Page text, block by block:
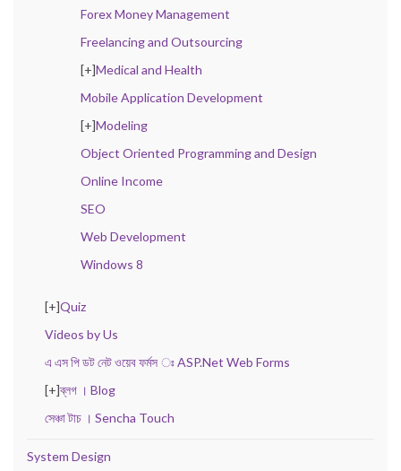
Forex Money Management
Freelancing and Outsourcing
[+]Medical and Health
Mobile Application Development
[+]Modeling
Object Oriented Programming and Design
Online Income
SEO
Web Development
Windows 8
[+]Quiz
Videos by Us
এ এস পি ডট নেট ওয়েব ফর্মস ঃ ASP.Net Web Forms
[+]ব্লগ । Blog
সেঞ্চা টাচ । Sencha Touch
System Design